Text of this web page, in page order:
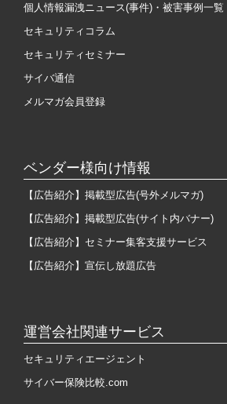
個人情報漏洩ニュース(事件)・被害事例一覧
セキュリティコラム
セキュリティセミナー
サイバ通信
メルマガ会員登録
ベンダー様向け情報
【広告紹介】掲載型広告(号外メルマガ)
【広告紹介】掲載型広告(サイト内バナー)
【広告紹介】セミナー集客支援サービス
【広告紹介】宣伝し放題広告
運営会社関連サービス
セキュリティエージェント
サイバー保険比較.com